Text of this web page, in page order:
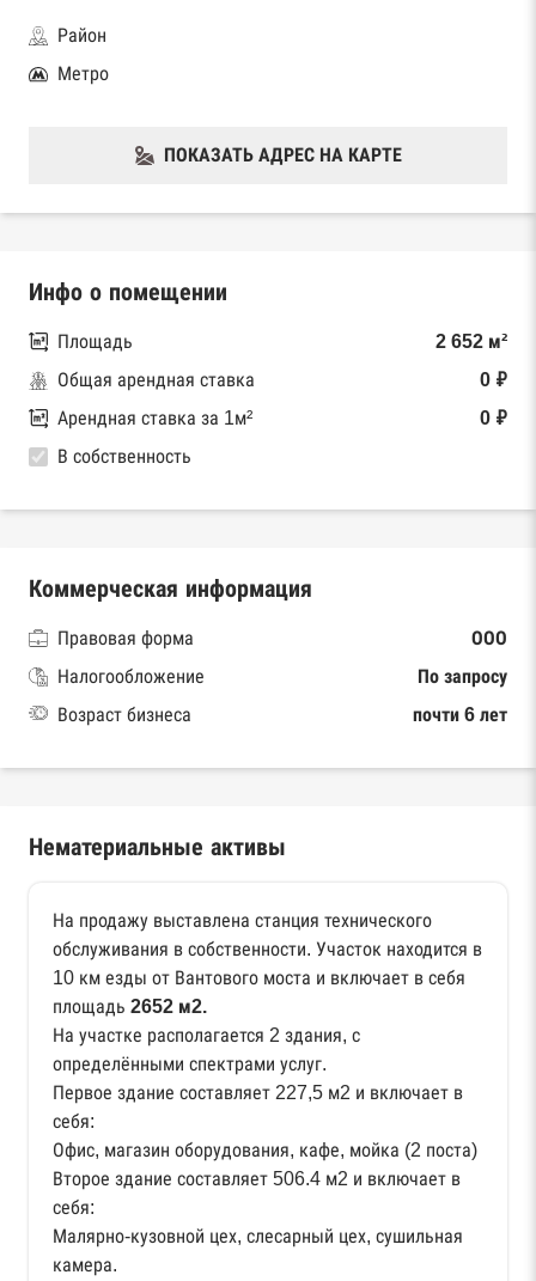
Район
Метро
ПОКАЗАТЬ АДРЕС НА КАРТЕ
Инфо о помещении
Площадь
2 652 м²
Общая арендная ставка
0 ₽
Арендная ставка за 1м²
0 ₽
В собственность
Коммерческая информация
Правовая форма
ООО
Налогообложение
По запросу
Возраст бизнеса
почти 6 лет
Нематериальные активы
На продажу выставлена станция технического
обслуживания в собственности. Участок находится в
10 км езды от Вантового моста и включает в себя
площадь 2652 м2.
На участке располагается 2 здания, с
определёнными спектрами услуг.
Первое здание составляет 227,5 м2 и включает в
себя:
Офис, магазин оборудования, кафе, мойка (2 поста)
Второе здание составляет 506.4 м2 и включает в
себя:
Малярно-кузовной цех, слесарный цех, сушильная
камера.